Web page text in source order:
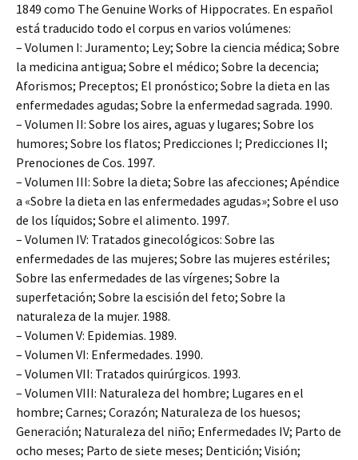
1849 como The Genuine Works of Hippocrates. En español
está traducido todo el corpus en varios volúmenes:
– Volumen I: Juramento; Ley; Sobre la ciencia médica; Sobre
la medicina antigua; Sobre el médico; Sobre la decencia;
Aforismos; Preceptos; El pronóstico; Sobre la dieta en las
enfermedades agudas; Sobre la enfermedad sagrada. 1990.
– Volumen II: Sobre los aires, aguas y lugares; Sobre los
humores; Sobre los flatos; Predicciones I; Predicciones II;
Prenociones de Cos. 1997.
– Volumen III: Sobre la dieta; Sobre las afecciones; Apéndice
a «Sobre la dieta en las enfermedades agudas»; Sobre el uso
de los líquidos; Sobre el alimento. 1997.
– Volumen IV: Tratados ginecológicos: Sobre las
enfermedades de las mujeres; Sobre las mujeres estériles;
Sobre las enfermedades de las vírgenes; Sobre la
superfetación; Sobre la escisión del feto; Sobre la
naturaleza de la mujer. 1988.
– Volumen V: Epidemias. 1989.
– Volumen VI: Enfermedades. 1990.
– Volumen VII: Tratados quirúrgicos. 1993.
– Volumen VIII: Naturaleza del hombre; Lugares en el
hombre; Carnes; Corazón; Naturaleza de los huesos;
Generación; Naturaleza del niño; Enfermedades IV; Parto de
ocho meses; Parto de siete meses; Dentición; Visión;